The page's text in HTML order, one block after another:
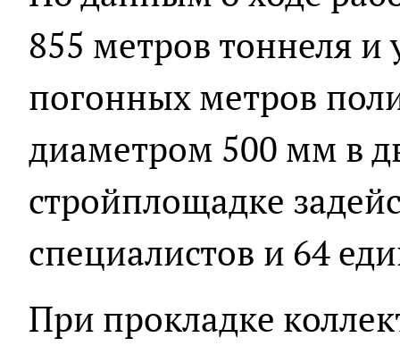
855 метров тоннеля и
погонных метров
диаметром 500 мм в
стройплощадке
специалистов и 64
При прокладке